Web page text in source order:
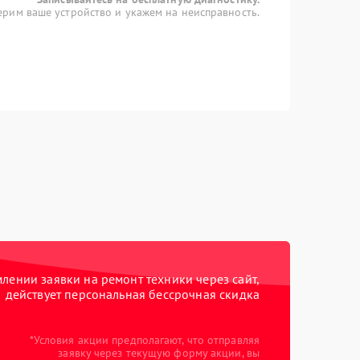
ваше устройство и укажем на неисправность.
заявки на ремонт техники через сайт,
действует персональная бессрочная скидка
*Условия акции предполагают, что отправляя
заявку через текущую форму акции, вы